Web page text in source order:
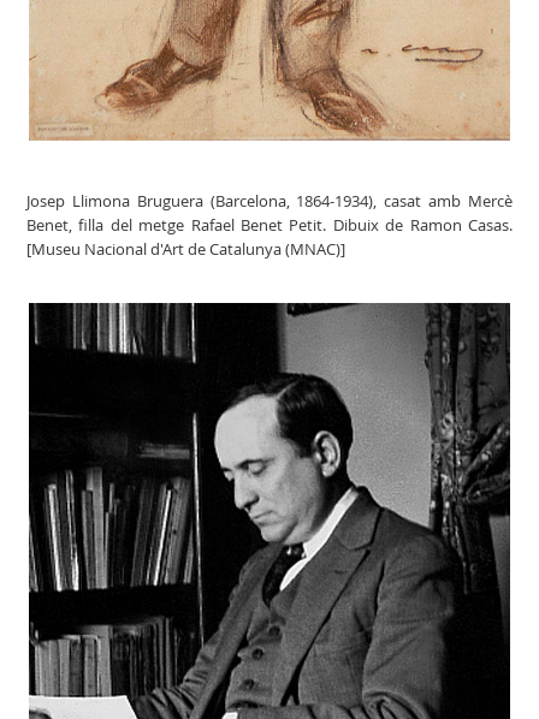
Josep Llimona Bruguera (Barcelona, 1864-1934), casat amb Mercè
Benet, filla del metge Rafael Benet Petit. Dibuix de Ramon Casas.
[Museu Nacional d'Art de Catalunya (MNAC)]